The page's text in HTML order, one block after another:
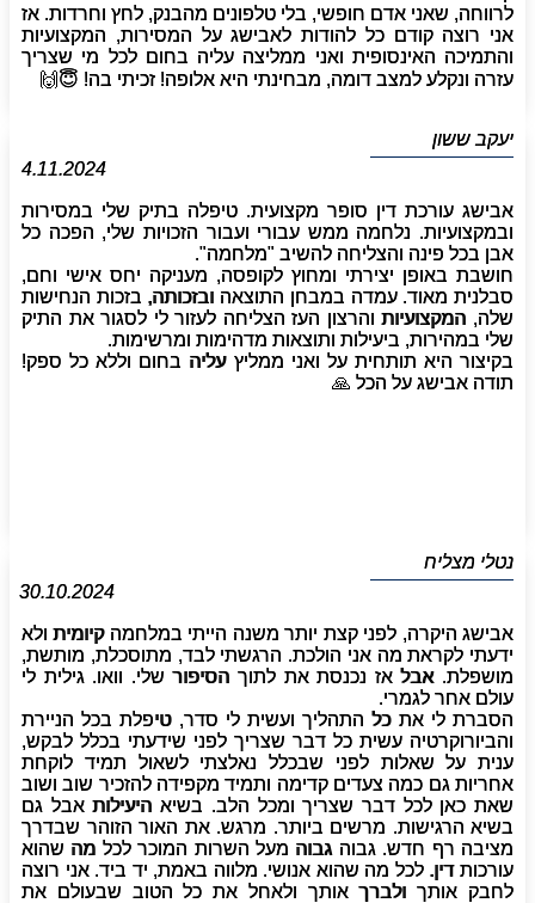
לרווחה, שאני אדם חופשי, בלי טלפונים מהבנק, לחץ וחרדות. אז
אני רוצה קודם כל להודות לאבישג על המסירות, המקצועיות
והתמיכה האינסופית ואני ממליצה עליה בחום לכל מי שצריך
עזרה ונקלע למצב דומה, מבחינתי היא אלופה! זכיתי בה! 😇🙌‏
אבישג עורכת דין סופר מקצועית. טיפלה בתיק שלי במסירות
ובמקצועיות. נלחמה ממש עבורי ועבור הזכויות שלי, הפכה כל
אבן בכל פינה והצליחה להשיב "מלחמה".
חושבת באופן יצירתי ומחוץ לקופסה, מעניקה יחס אישי וחם,
סבלנית מאוד. עמדה במבחן התוצאה ובזכותה, בזכות הנחישות
שלה, המקצועיות והרצון העז הצליחה לעזור לי לסגור את התיק
שלי במהירות, ביעילות ותוצאות מדהימות ומרשימות.
בקיצור היא תותחית על ואני ממליץ עליה בחום וללא כל ספק!
תודה אבישג על הכל 🙏‏
יעקב ששון
4.11.2024
אבישג היקרה, לפני קצת יותר משנה הייתי במלחמה קיומית ולא
ידעתי לקראת מה אני הולכת. הרגשתי לבד, מתוסכלת, מותשת,
מושפלת. אבל אז נכנסת את לתוך הסיפור שלי. וואו. גילית לי
עולם אחר לגמרי.
הסברת לי את כל התהליך ועשית לי סדר, טיפלת בכל הניירת
והביורוקרטיה עשית כל דבר שצריך לפני שידעתי בכלל לבקש,
ענית על שאלות לפני שבכלל נאלצתי לשאול תמיד לוקחת
אחריות גם כמה צעדים קדימה ותמיד מקפידה להזכיר שוב ושוב
שאת כאן לכל דבר שצריך ומכל הלב. בשיא היעילות אבל גם
בשיא הרגישות. מרשים ביותר. מרגש. את האור הזוהר שבדרך
מציבה רף חדש. גבוה גבוה מעל השרות המוכר לכל מה שהוא
עורכות דין. לכל מה שהוא אנושי. מלווה באמת, יד ביד. אני רוצה
לחבק אותך ולברך אותך ולאחל את כל הטוב שבעולם את
נטלי מצליח
30.10.2024